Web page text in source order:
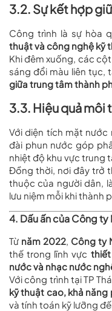
3.2. Sự kết hợp
Công trình là sự hòa
thuật và công nghệ kỹ
Khi đêm xuống, các
sáng đổi màu liên tục,
giữa trung tâm thành
3.3. Hiệu quả
Với diện tích mặt nước
đài phun nước góp
nhiệt độ khu vực trung
Đồng thời, nơi đây trở
thuộc của người dân,
lưu niệm mỗi khi thành
4. Dấu ấn của Công ty
Từ năm 2022 Công ty
thế trong lĩnh vực
nước và nhạc nước
Với công trình tại TP
kỹ thuật cao, khả năng
và tính toán kỹ lưỡng